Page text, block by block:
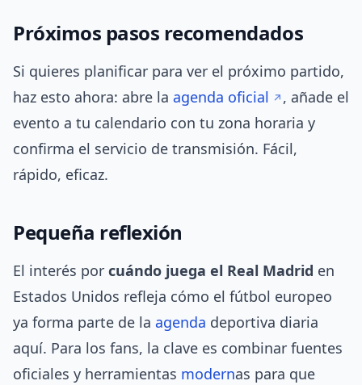
Próximos pasos recomendados
Si quieres planificar para ver el próximo partido,
haz esto ahora: abre la agenda oficial
, añade el
evento a tu calendario con tu zona horaria y
confirma el servicio de transmisión. Fácil,
rápido, eficaz.
Pequeña reflexión
El interés por cuándo juega el Real Madrid en
Estados Unidos refleja cómo el fútbol europeo
ya forma parte de la agenda deportiva diaria
aquí. Para los fans, la clave es combinar fuentes
oficiales y herramientas modernas para que